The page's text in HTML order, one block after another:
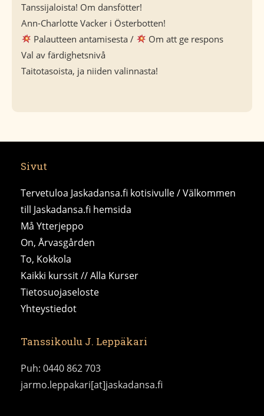
Tanssijaloista! Om dansfötter!
Ann-Charlotte Vacker i Österbotten!
Palautteen antamisesta /
Om att ge respons
Val av färdighetsnivå
Taitotasoista, ja niiden valinnasta!
Sivut
Tervetuloa Jaskadansa.fi kotisivulle / Välkommen
till Jaskadansa.fi hemsida
Må Ytterjeppo
On, Årvasgården
To, Kokkola
Kaikki kurssit // Alla Kurser
Tietosuojaseloste
Yhteystiedot
Tanssikoulu J. Leppäkari
Puh: 0440 862 703
jarmo.leppakari[at]jaskadansa.fi